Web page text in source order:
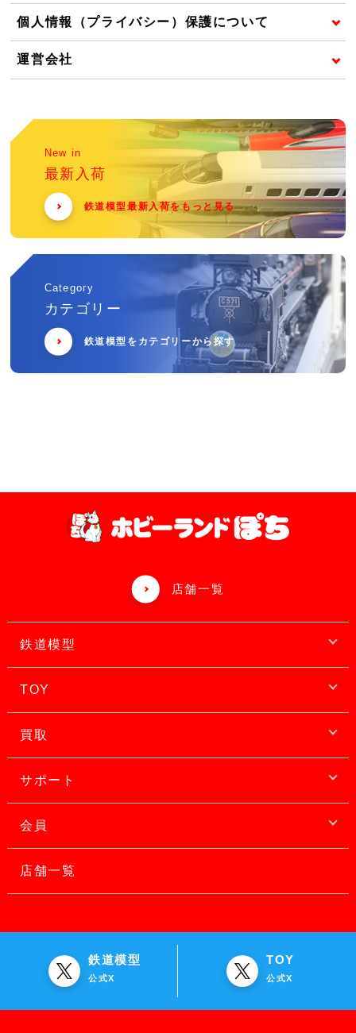
個人情報（プライバシー）保護について
運営会社
New in
最新入荷
鉄道模型最新入荷をもっと見る
Category
カテゴリー
鉄道模型をカテゴリーから探す
店舗一覧
鉄道模型
TOY
買取
サポート
会員
店舗一覧
鉄道模型
公式X
TOY
公式X